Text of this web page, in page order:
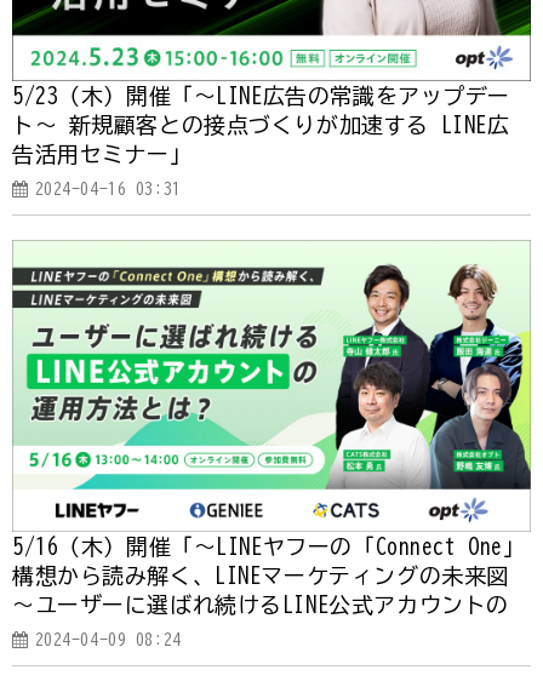
5/23（木）開催「～LINE広告の常識をアップデー
ト～ 新規顧客との接点づくりが加速する LINE広
告活用セミナー」
2024-04-16 03:31
5/16（木）開催「～LINEヤフーの「Connect One」
構想から読み解く、LINEマーケティングの未来図
～ユーザーに選ばれ続けるLINE公式アカウントの
運用方法とは？」
2024-04-09 08:24